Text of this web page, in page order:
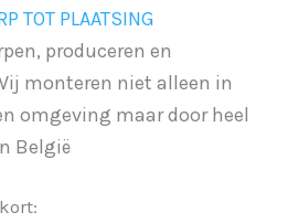
TOT PLAATSING
produceren en
monteren niet alleen in
omgeving maar door heel
België